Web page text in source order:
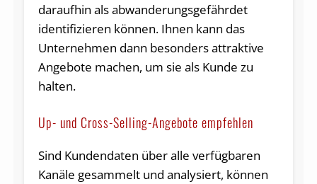
daraufhin als abwanderungsgefährdet
identifizieren können. Ihnen kann das
Unternehmen dann besonders attraktive
Angebote machen, um sie als Kunde zu
halten.
Up- und Cross-Selling-Angebote empfehlen
Sind Kundendaten über alle verfügbaren
Kanäle gesammelt und analysiert, können